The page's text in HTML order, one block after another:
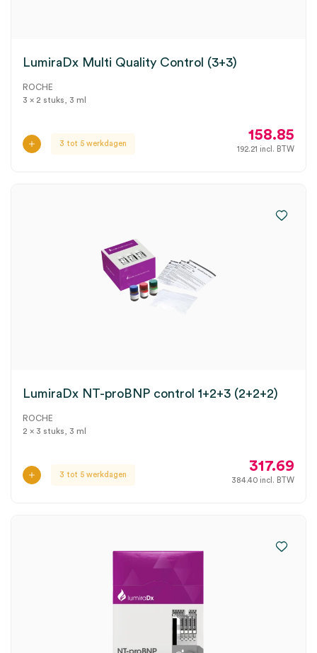
LumiraDx Multi Quality Control (3+3)
ROCHE
3 x 2 stuks, 3 ml
3 tot 5 werkdagen
158.85
192.21 incl. BTW
LumiraDx NT-proBNP control 1+2+3 (2+2+2)
ROCHE
2 x 3 stuks, 3 ml
3 tot 5 werkdagen
317.69
384.40 incl. BTW